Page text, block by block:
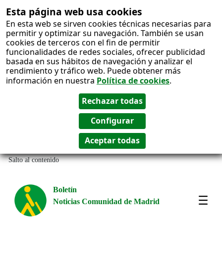
Esta página web usa cookies
En esta web se sirven cookies técnicas necesarias para
permitir y optimizar su navegación. También se usan
cookies de terceros con el fin de permitir
funcionalidades de redes sociales, ofrecer publicidad
basada en sus hábitos de navegación y analizar el
rendimiento y tráfico web. Puede obtener más
información en nuestra Política de cookies.
Salto al contenido
Boletín
Noticias Comunidad de Madrid